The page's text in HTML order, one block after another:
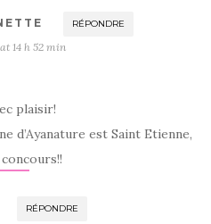
RÉPONDRE
14 h 52 min
plaisir!
d’Ayanature est Saint Etienne,
RÉPONDRE